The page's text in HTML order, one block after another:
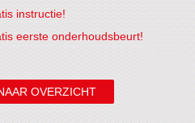
instructie!
eerste onderhoudsbeurt!
OVERZICHT